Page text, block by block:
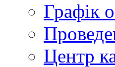
Графік
Центр